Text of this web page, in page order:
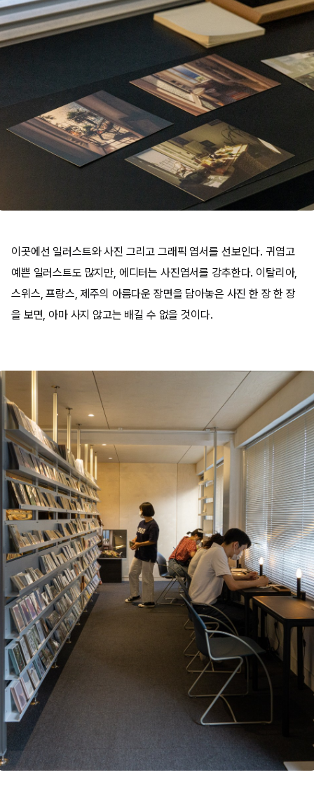
이곳에선 일러스트와 사진 그리고 그래픽 엽서를 선보인다. 귀엽고
예쁜 일러스트도 많지만, 에디터는 사진엽서를 강추한다. 이탈리아,
스위스, 프랑스, 제주의 아름다운 장면을 담아놓은 사진 한 장 한 장
을 보면, 아마 사지 않고는 배길 수 없을 것이다.